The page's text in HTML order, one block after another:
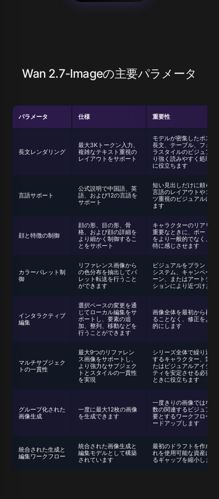
Wan 2.7-Imageの主要パラメータ
パラメータ 仕様 重要性
長文レンダリング
最大3Kトークン入力、
複雑なテキスト重視の
レイアウトをサポート
モデルが密集したポスタ
長文、テーブル、フォー
ラスタイルのビジュアル
り強く読みやすく処理す
に役立ちます
言語サポート
公式説明で中国語、英
語、および12の言語を
サポート
短い見出しだけに頼らず
言語のレイアウトやコン
ツ重視のビジュアルに役
ます
顔と特徴の制御
顔の形、目の形、骨
格、および顔の詳細を
より細かく制御するこ
とをサポート
キャラクターのリアリズ
重要なときに、ポートレ
をより一般的でなく、よ
特に感じさせます
カラーパレット制
御
リファレンス画像から
の色分布を抽出してパ
レット転送を行うこと
ができます
ビジュアルをブランドの
システム、キャンペーン
ーン、またはアートディ
ションにより近づけます
インタラクティブ
編集
選択ベースの変更を通
じてローカル編集をサ
ポートし、要素の追
加、整列、移動などを
行うことができます
画像全体を最初から再実
ることなく、修正をより
的にします
マルチサブジェク
トの一貫性
最大9つのリファレン
ス画像をサポートし、
より強力なサブジェク
トとスタイルの一貫性
を実現
シリーズ全体で繰り返し
するキャラクター、製品
たはビジュアルアイデン
ティを安定させる必要が
ときに役立ちます
グループ化された
画像生成
一度に最大12枚の画像
を生成できます
一度きりの画像ではなく
数の関連するビジュアル
要とするワークフローを
ードアップします
統合された生成と
編集ワークフロー
統合された画像生成と
編集モデルとして構築
されています
最初のドラフトを作成し
れを使用可能な資産に洗
るギャップを縮小します